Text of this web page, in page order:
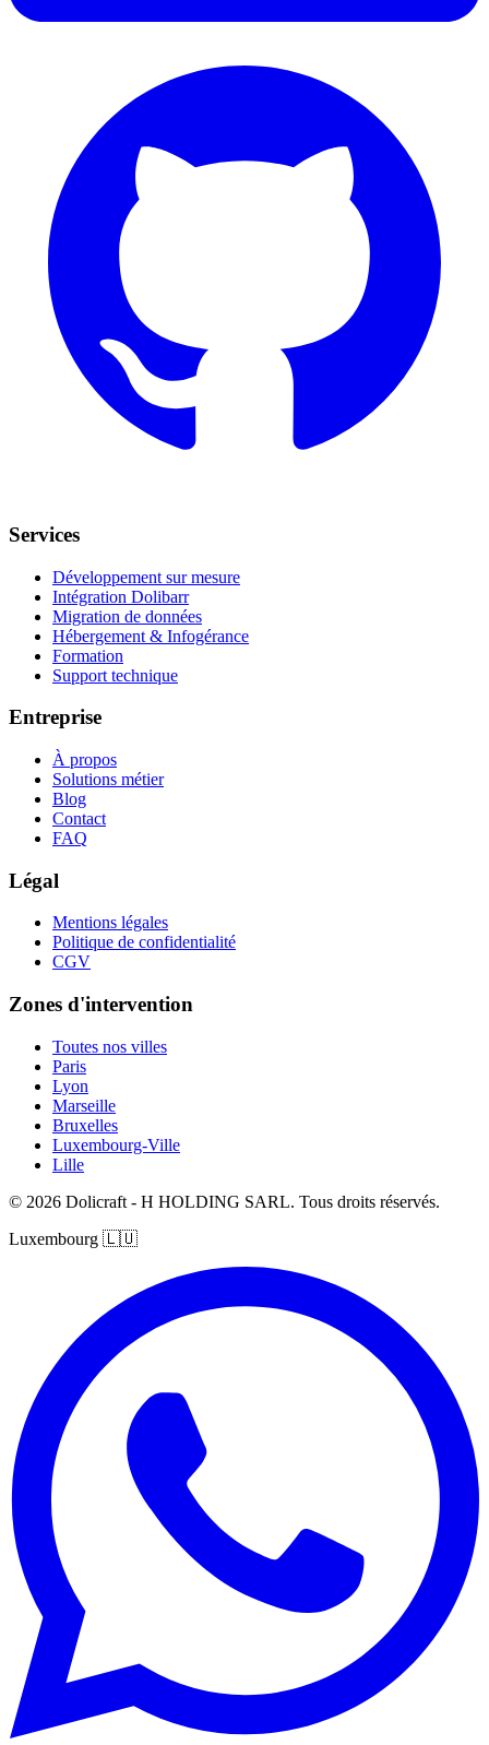
Services
Développement sur mesure
Intégration Dolibarr
Migration de données
Hébergement & Infogérance
Formation
Support technique
Entreprise
À propos
Solutions métier
Blog
Contact
FAQ
Légal
Mentions légales
Politique de confidentialité
CGV
Zones d'intervention
Toutes nos villes
Paris
Lyon
Marseille
Bruxelles
Luxembourg-Ville
Lille
© 2026 Dolicraft - H HOLDING SARL. Tous droits réservés.
Luxembourg 🇱🇺